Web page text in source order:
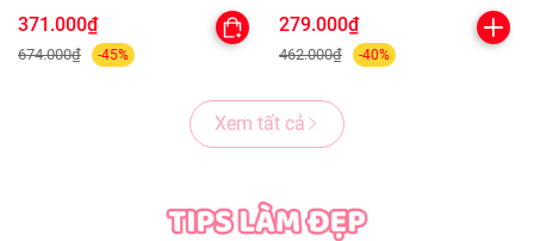
Thâm Giảm Mụn Cơ Thể Chai
200ml-TẶNG 1 MẶT NẠ
BERGAMO HELP JARY
371.000₫
674.000₫ -45%
Da Dầu Mụn Nhạy Cảm 150ml-
TẶNG 1 MASK MNF+1 KHĂN
TẨY TRANG COLORKEY
279.000₫
462.000₫ -40%
Xem tất cả